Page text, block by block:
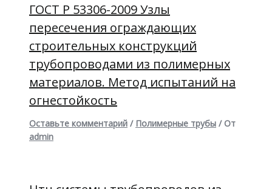
ГОСТ Р 53306-2009 Узлы
пересечения ограждающих
строительных конструкций
трубопроводами из полимерных
материалов. Метод испытаний на
огнестойкость
Оставьте комментарий / Полимерные трубы / От
admin